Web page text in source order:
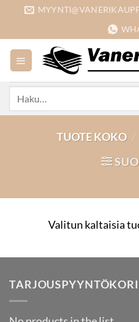
content
TUOTE KOKO /
Valitun kaltaisia
TARJOUSPYYNTÖKORI